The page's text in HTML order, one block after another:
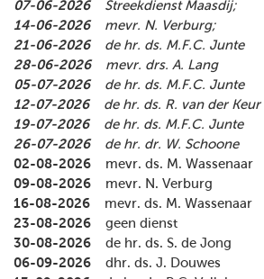
07-06-2026Streekdienst Maasdij;
14-06-2026mevr. N. Verburg;
21-06-2026de hr. ds. M.F.C. Junte
28-06-2026mevr. drs. A. Lang
05-07-2026de hr. ds. M.F.C. Junte
12-07-2026de hr. ds. R. van der Keur
19-07-2026de hr. ds. M.F.C. Junte
26-07-2026de hr. dr. W. Schoone
02-08-2026 mevr. ds. M. Wassenaar
09-08-2026 mevr. N. Verburg
16-08-2026 mevr. ds. M. Wassenaar
23-08-2026 geen dienst
30-08-2026 de hr. ds. S. de Jong
06-09-2026 dhr. ds. J. Douwes